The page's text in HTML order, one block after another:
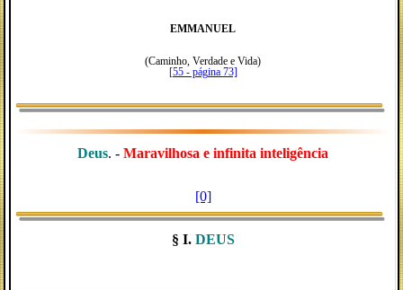
EMMANUEL
(Caminho, Verdade e Vida)
[55 - página 73]
Deus. - Maravilhosa e infinita inteligência
[0]
§ I. DEUS